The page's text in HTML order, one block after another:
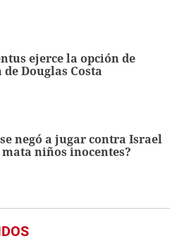
ejerce la opción de
Douglas Costa
negó a jugar contra Israel
niños inocentes?